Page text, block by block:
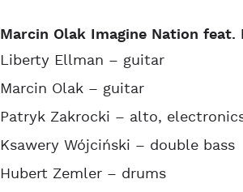
Marcin Olak Imagine Nation
Liberty Ellman – guitar
Marcin Olak – guitar
Patryk Zakrocki – alto,
Ksawery Wójciński – double bass
Hubert Zemler – drums